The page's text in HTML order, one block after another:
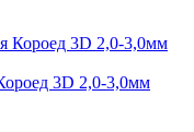
3D 2,0-3,0мм